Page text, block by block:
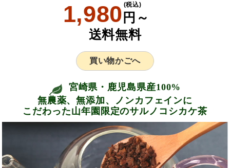
1,980 円～
(税込)
送料無料
買い物かごへ
宮崎県・鹿児島県産100%
無農薬、無添加、ノンカフェインに
こだわった山年園限定のサルノコシカケ茶